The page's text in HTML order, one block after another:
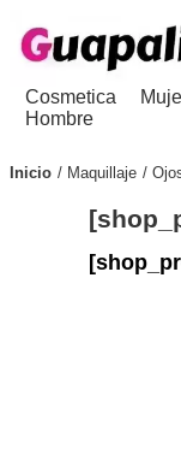
Cosmetica
Hombre
Inicio Maquillaje